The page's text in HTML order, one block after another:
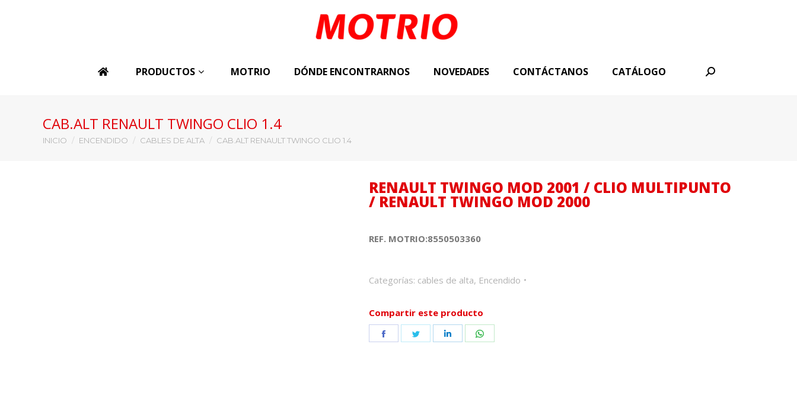
PRODUCTOS MOTRIO DÓNDE ENCONTRARNOS NOVEDADES CONTÁCTANOS CATÁLOGO Buscar:
CAB.ALT RENAULT TWINGO CLIO 1.4
Estás aquí:
INICIO ENCENDIDO CABLES DE ALTA CAB.ALT RENAULT TWINGO CLIO 1.4
RENAULT TWINGO MOD 2001 / CLIO MULTIPUNTO
/ RENAULT TWINGO MOD 2000
REF. MOTRIO:8550503360
Categorías: cables de alta, Encendido
Compartir este producto
Share
Share
Share